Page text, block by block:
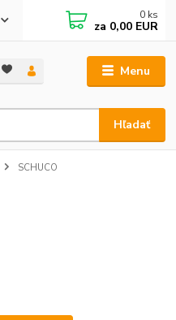
Menu
Hľadať
0 ks
za 0,00 EUR
SCHUCO